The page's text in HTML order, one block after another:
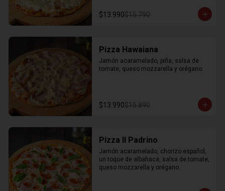
$13.990$15.790
Pizza Hawaiana
Jamón acaramelado, piña, salsa de
tomate, queso mozzarella y orégano.
$13.990$15.890
Pizza Il Padrino
Jamón acaramelado, chorizo español,
un toque de albahaca, salsa de tomate,
queso mozzarella y orégano.